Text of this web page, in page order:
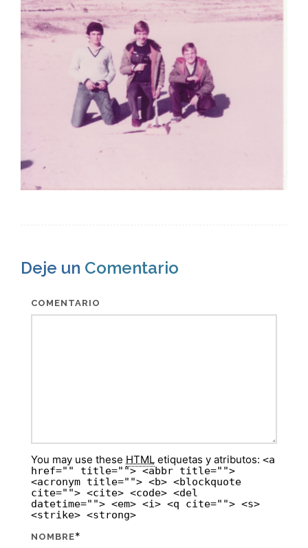
Deje un Comentario
COMENTARIO
You may use these HTML etiquetas y atributos: <a
href="" title=""> <abbr title="">
<acronym title=""> <b> <blockquote
cite=""> <cite> <code> <del
datetime=""> <em> <i> <q cite=""> <s>
<strike> <strong>
NOMBRE*